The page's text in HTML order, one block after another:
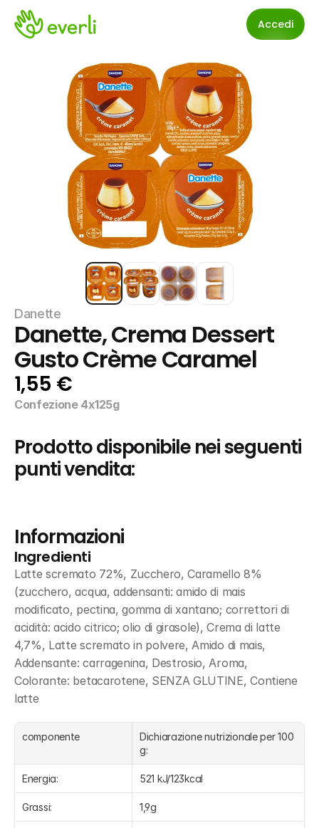
Accedi
Danette
Danette, Crema Dessert
Gusto Crème Caramel
1,55 €
Confezione 4x125g
Prodotto disponibile nei seguenti
punti vendita:
Informazioni
Ingredienti
Latte scremato 72%, Zucchero, Caramello 8%
(zucchero, acqua, addensanti: amido di mais
modificato, pectina, gomma di xantano; correttori di
acidità: acido citrico; olio di girasole), Crema di latte
4,7%, Latte scremato in polvere, Amido di mais,
Addensante: carragenina, Destrosio, Aroma,
Colorante: betacarotene, SENZA GLUTINE, Contiene
latte
componente
Dichiarazione nutrizionale per 100
g:
Energia: 521 kJ/123kcal
Grassi: 1,9g